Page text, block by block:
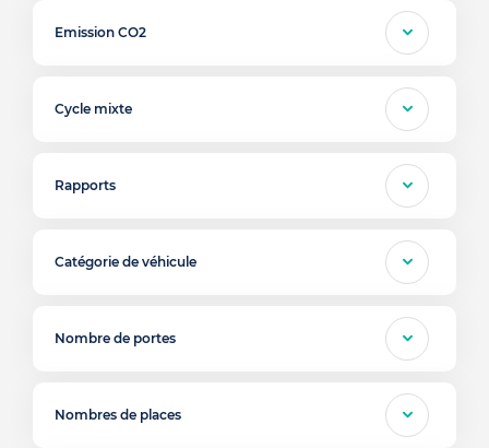
Emission CO2
Cycle mixte
Rapports
Catégorie de véhicule
Nombre de portes
Nombres de places